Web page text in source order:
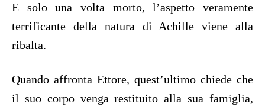
E solo una volta morto, l’aspetto veramente
terrificante della natura di Achille viene alla
ribalta.
Quando affronta Ettore, quest’ultimo chiede che
il suo corpo venga restituito alla sua famiglia,